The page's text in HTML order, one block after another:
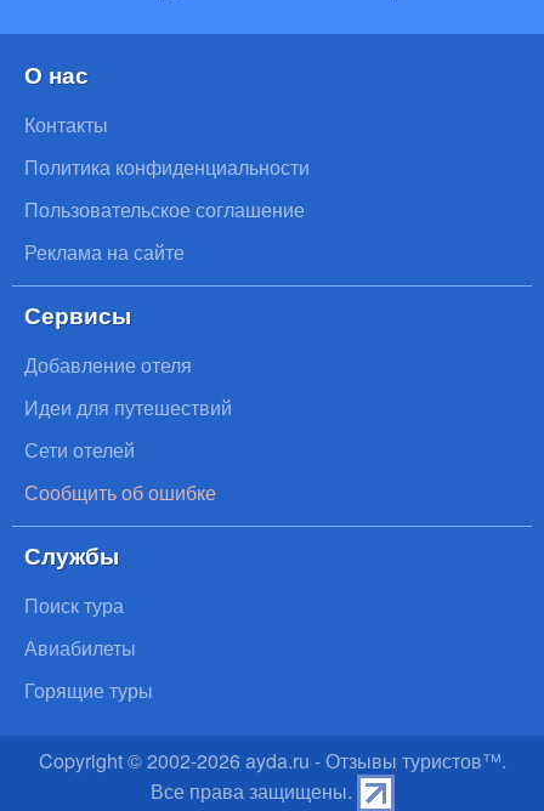
О нас
Контакты
Политика конфиденциальности
Пользовательское соглашение
Реклама на сайте
Сервисы
Добавление отеля
Идеи для путешествий
Сети отелей
Сообщить об ошибке
Службы
Поиск тура
Авиабилеты
Горящие туры
Copyright © 2002-2026 ayda.ru - Отзывы туристов™.
Все права защищены.